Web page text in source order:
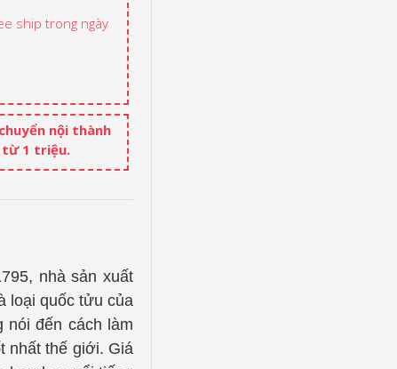
ship trong ngày
nội thành
từ 1 triệu.
nhà sản xuất
loại quốc tửu của
nói đến cách làm
nhất thế giới. Giá